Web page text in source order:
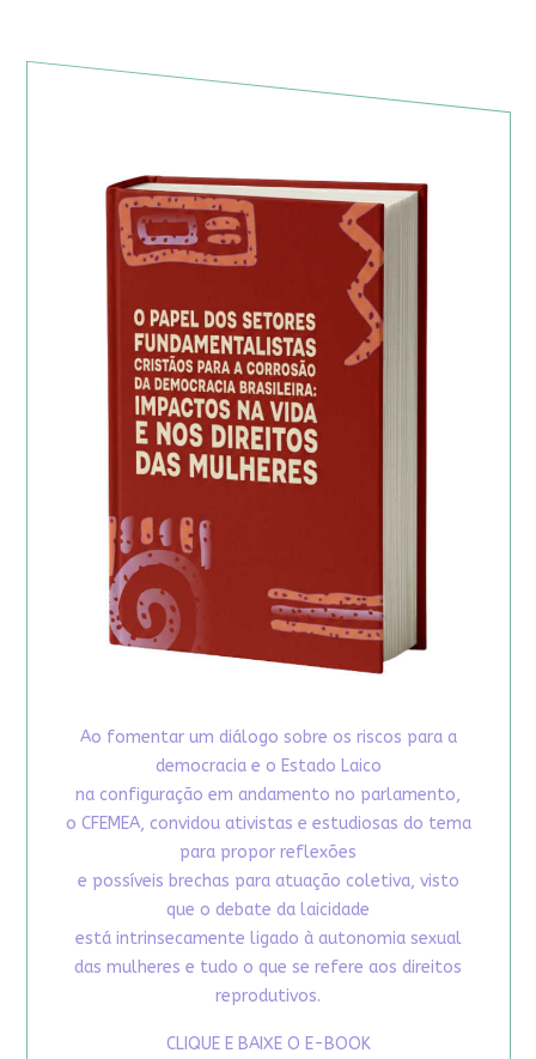
Ao fomentar um diálogo sobre os riscos para a
democracia e o Estado Laico
na configuração em andamento no parlamento,
o CFEMEA, convidou ativistas e estudiosas do tema
para propor reflexões
e possíveis brechas para atuação coletiva, visto
que o debate da laicidade
está intrinsecamente ligado à autonomia sexual
das mulheres e tudo o que se refere aos direitos
reprodutivos.
CLIQUE E BAIXE O E-BOOK